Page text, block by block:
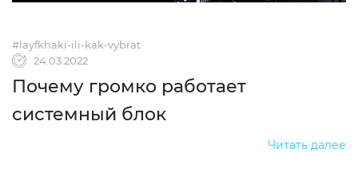
#layfkhaki-ili-kak-vybrat
24.03.2022
Почему громко работает
системный блок
Читать далее